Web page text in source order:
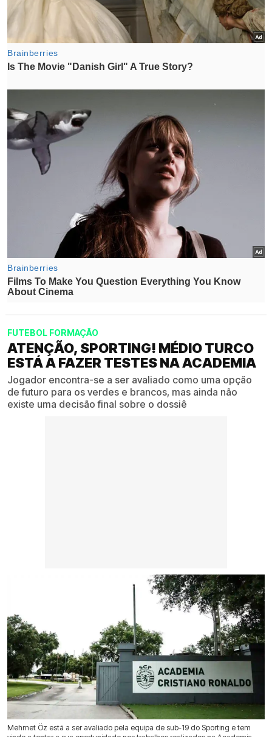
FUTEBOL FORMAÇÃO
ATENÇÃO, SPORTING! MÉDIO TURCO
ESTÁ A FAZER TESTES NA ACADEMIA
Jogador encontra-se a ser avaliado como uma opção
de futuro para os verdes e brancos, mas ainda não
existe uma decisão final sobre o dossiê
Mehmet Öz está a ser avaliado pela equipa de sub-19 do Sporting e tem